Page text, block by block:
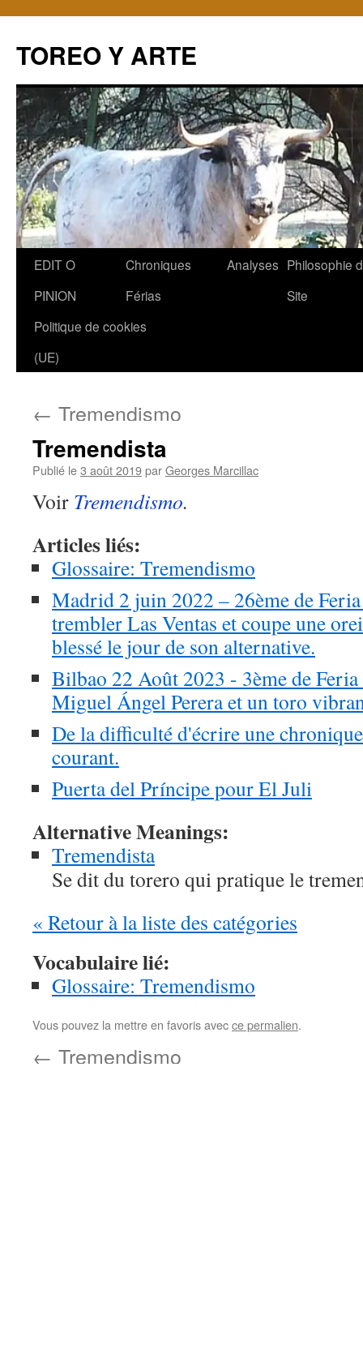
TOREO Y ARTE
Aller
contenu
EDIT O
PINION
Chroniques
Férias
Analyses Philosophie
Site
Politique de cookies
(UE)
← Tremendismo
Tremendista
Publié le3 août 2019parGeorges Marcillac
Voir Tremendismo.
Articles liés:
Glossaire: Tremendismo
Madrid 2 juin 2022 – 26ème de
trembler Las Ventas et coupe une
blessé le jour de son alternative.
Bilbao 22 Août 2023 - 3ème de
Miguel Ángel Perera et un toro
De la difficulté d'écrire une
courant.
Puerta del Príncipe pour El Juli
Alternative Meanings:
Tremendista
Se dit du torero qui pratique le
« Retour à la liste des catégories
Vocabulaire lié:
Glossaire: Tremendismo
Vous pouvez la mettre en favoris avecce permalien.
← Tremendismo